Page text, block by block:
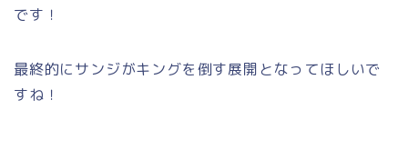
です！
最終的にサンジがキングを倒す展開となってほしいで
すね！